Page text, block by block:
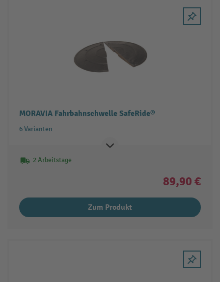
MORAVIA Fahrbahnschwelle SafeRide®
6 Varianten
2 Arbeitstage
89,90 €
Zum Produkt